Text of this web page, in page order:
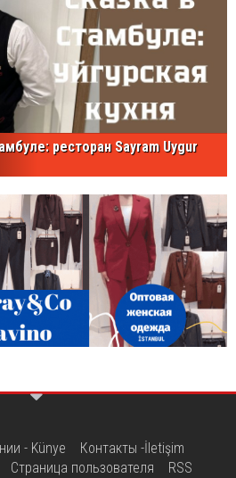
ресторан Sayram Uygur
- Künye
Контакты -İletişim
Страница пользователя RSS